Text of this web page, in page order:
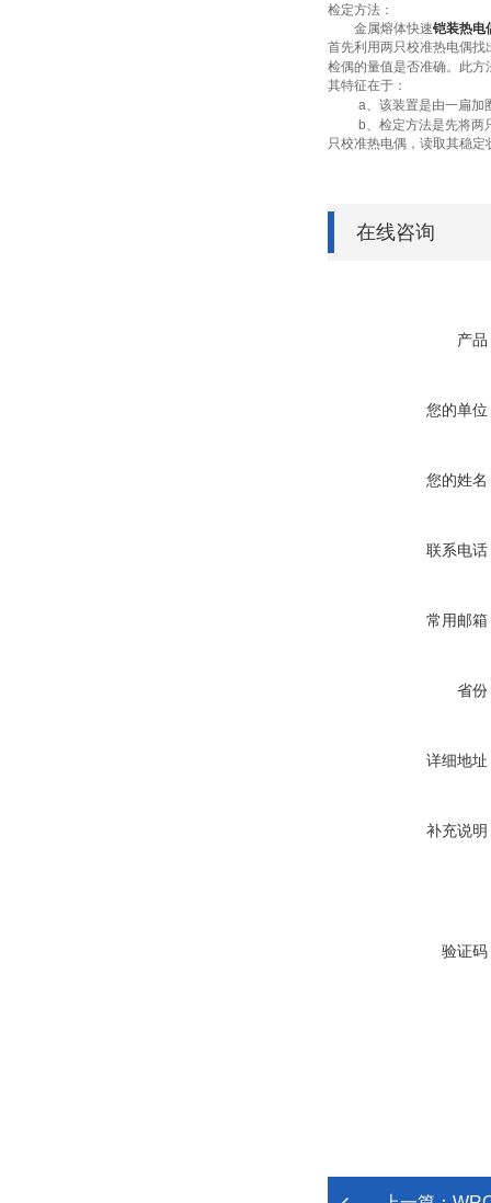
检定方法：
金属熔体快速铠装热电
首先利用两只校准热电偶
检偶的量值是否准确。此
其特征在于：
a 、该装置是由一扁
b 、检定方法是先将
只校准热电偶，读取其稳
在线咨询
产品
您的单位
您的姓名
联系电话
常用邮箱
省份
详细地址
补充说明
验证码